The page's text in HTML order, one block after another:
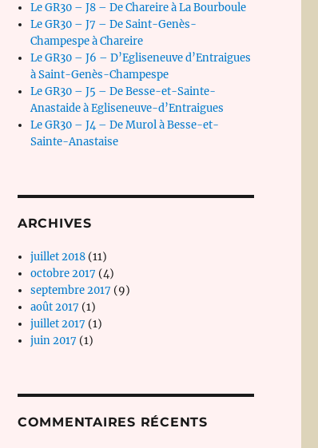
Le GR30 – J8 – De Chareire à La Bourboule
Le GR30 – J7 – De Saint-Genès-
Champespe à Chareire
Le GR30 – J6 – D’Egliseneuve d’Entraigues
à Saint-Genès-Champespe
Le GR30 – J5 – De Besse-et-Sainte-
Anastaide à Egliseneuve-d’Entraigues
Le GR30 – J4 – De Murol à Besse-et-
Sainte-Anastaise
ARCHIVES
juillet 2018 (11)
octobre 2017 (4)
septembre 2017 (9)
août 2017 (1)
juillet 2017 (1)
juin 2017 (1)
COMMENTAIRES RÉCENTS